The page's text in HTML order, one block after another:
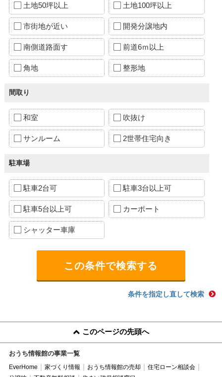
土地50坪以上 土地100坪以上
市街地が近い 開発分譲地内
南側道路面す 前道6ｍ以上
角地 整形地
間取り
和室 吹抜け
サンルーム 2世帯住宅向き
駐車場
駐車2台可 駐車3台以上可
駐車5台以上可 カーポート
シャッター車庫
条件を指定し直して検索
このページの先頭へ
おうち情報館の事業一覧
EverHome 家づくり情報 おうち情報館の売却
住宅ローン相談会